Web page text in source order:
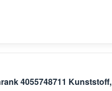
4055748711 Kunststoff,